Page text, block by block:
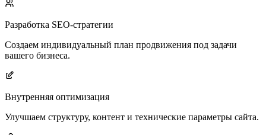
Разработка SEO-стратегии
Создаем индивидуальный план продвижения под задачи
вашего бизнеса.
Внутренняя оптимизация
Улучшаем структуру, контент и технические параметры сайта.